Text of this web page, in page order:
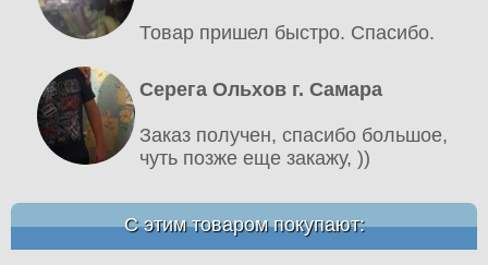
Товар пришел быстро. Спасибо.
Серега Ольхов г. Самара
Заказ получен, спасибо большое,
чуть позже еще закажу, ))
С этим товаром покупают: